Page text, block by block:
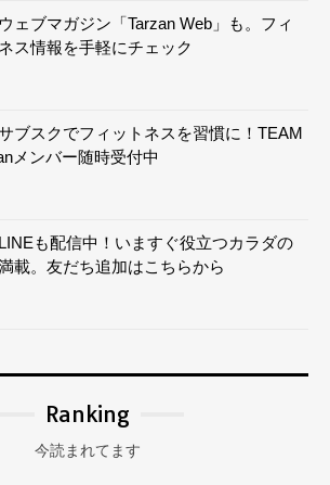
ェブマガジン「Tarzan Web」も。フィ
ス情報を手軽にチェック
ブスクでフィットネスを習慣に！TEAM
メンバー随時受付中
も配信中！いますぐ役立つカラダの
載。友だち追加はこちらから
Ranking
今読まれてます